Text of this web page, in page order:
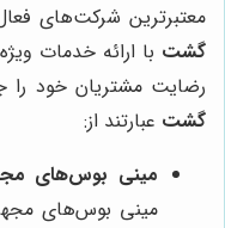
معتبرترین شرکت‌های
گشت با ارائه خدمات
رضایت مشتریان خود را
گشت عبارتند از:
مینی بوس‌های
مینی بوس‌های مجهز